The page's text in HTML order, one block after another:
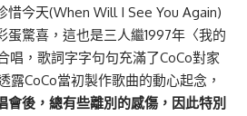
惜今天(When Will I See You Again)
蛋驚喜，這也是三人繼1997年〈我的
唱，歌詞字字句句充滿了CoCo對家
露CoCo當初製作歌曲的動心起念，
會後，總有些離別的感傷，因此特別